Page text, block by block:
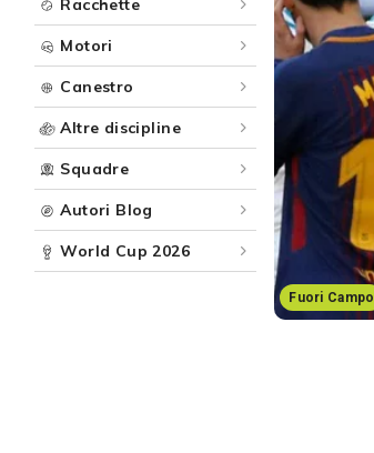
Racchette
Motori
Canestro
Altre discipline
Squadre
Autori Blog
World Cup 2026
Fuori Campo